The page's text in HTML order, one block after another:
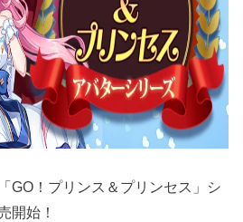
GO！プリンス＆プリンセス」シ
開始！